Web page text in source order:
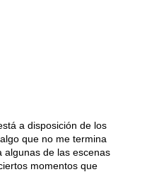
a disposición de los
que no me termina
algunas de las escenas
momentos que